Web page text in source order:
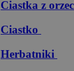
Ciastka z
Ciastko
Herbatniki